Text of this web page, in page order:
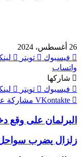
26 أغسطس، 2024
فيسبوك
تويتر
واتساب
شاركها
فيسبوك
تويتر
مشاركة
البرلمان على
زلزال يضرب سواحل